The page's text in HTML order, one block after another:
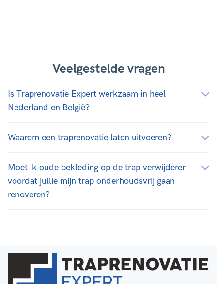
Veelgestelde vragen
Is Traprenovatie Expert werkzaam in heel
Nederland en België?
Waarom een traprenovatie laten uitvoeren?
Moet ik oude bekleding op de trap verwijderen
voordat jullie mijn trap onderhoudsvrij gaan
renoveren?